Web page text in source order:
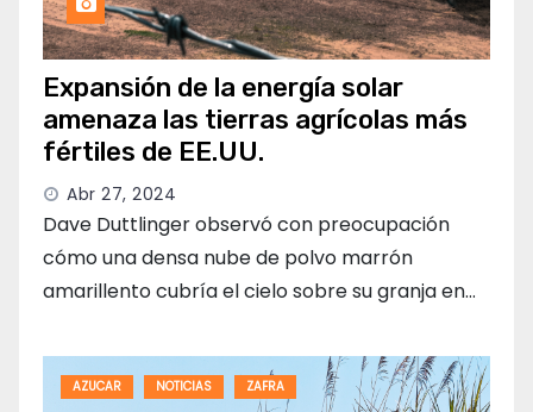
Expansión de la energía solar
amenaza las tierras agrícolas más
fértiles de EE.UU.
Abr 27, 2024
Dave Duttlinger observó con preocupación
cómo una densa nube de polvo marrón
amarillento cubría el cielo sobre su granja en…
AZUCAR NOTICIAS ZAFRA